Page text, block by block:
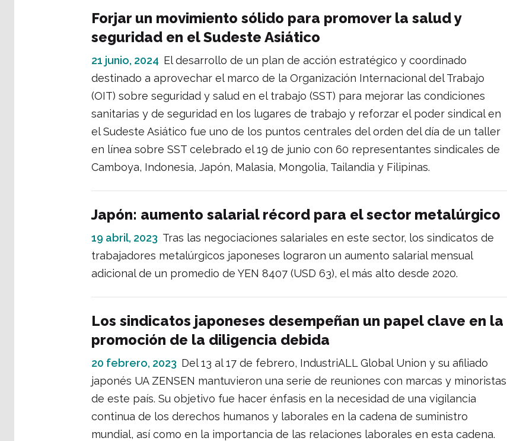
Forjar un movimiento sólido para promover la salud y
seguridad en el Sudeste Asiático
21 junio, 2024 El desarrollo de un plan de acción estratégico y coordinado
destinado a aprovechar el marco de la Organización Internacional del Trabajo
(OIT) sobre seguridad y salud en el trabajo (SST) para mejorar las condiciones
sanitarias y de seguridad en los lugares de trabajo y reforzar el poder sindical en
el Sudeste Asiático fue uno de los puntos centrales del orden del día de un taller
en línea sobre SST celebrado el 19 de junio con 60 representantes sindicales de
Camboya, Indonesia, Japón, Malasia, Mongolia, Tailandia y Filipinas.
Japón: aumento salarial récord para el sector metalúrgico
19 abril, 2023 Tras las negociaciones salariales en este sector, los sindicatos de
trabajadores metalúrgicos japoneses lograron un aumento salarial mensual
adicional de un promedio de YEN 8407 (USD 63), el más alto desde 2020.
Los sindicatos japoneses desempeñan un papel clave en la
promoción de la diligencia debida
20 febrero, 2023 Del 13 al 17 de febrero, IndustriALL Global Union y su afiliado
japonés UA ZENSEN mantuvieron una serie de reuniones con marcas y minoristas
de este país. Su objetivo fue hacer énfasis en la necesidad de una vigilancia
continua de los derechos humanos y laborales en la cadena de suministro
mundial, así como en la importancia de las relaciones laborales en esta cadena.